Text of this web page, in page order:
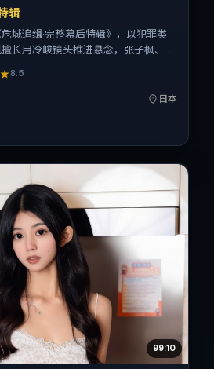
辑
城追缉·完整幕后特辑》，以犯罪类
长用冷峻镜头推进悬念，张子枫、柯
钟；适合关注现实质感与类型片结
8.5
日本
99:10